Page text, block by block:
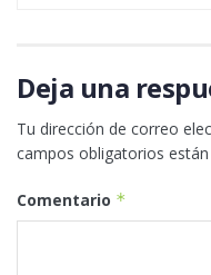
Deja una
Tu dirección de correo
campos obligatorios
Comentario *